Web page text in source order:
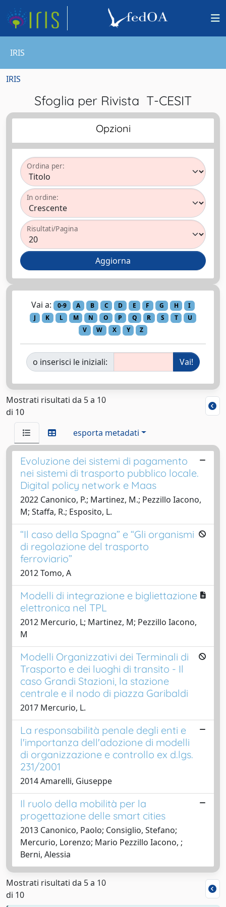
IRIS
IRIS
Sfoglia per Rivista T-CESIT
Opzioni
Ordina per:
In ordine:
Risultati/Pagina
Vai a: 0-9 A B C D E F G H
I
J
K L M N O P Q R S T
U
V
W X Y Z
o inserisci le iniziali:
Mostrati risultati da 5 a 10
di 10
esporta metadati
Evoluzione dei sistemi di pagamento
nei sistemi di trasporto pubblico locale.
Digital policy network e Maas
2022 Canonico, P.; Martinez, M.; Pezzillo Iacono,
M; Staffa, R.; Esposito, L.
“Il caso della Spagna” e “Gli organismi
di regolazione del trasporto
ferroviario”
2012 Tomo, A
Modelli di integrazione e bigliettazione
elettronica nel TPL
2012 Mercurio, L; Martinez, M; Pezzillo Iacono,
M
Modelli Organizzativi dei Terminali di
Trasporto e dei luoghi di transito - Il
caso Grandi Stazioni, la stazione
centrale e il nodo di piazza Garibaldi
2017 Mercurio, L.
La responsabilità penale degli enti e
l'importanza dell'adozione di modelli
di organizzazione e controllo ex d.lgs.
231/2001
2014 Amarelli, Giuseppe
Il ruolo della mobilità per la
progettazione delle smart cities
2013 Canonico, Paolo; Consiglio, Stefano;
Mercurio, Lorenzo; Mario Pezzillo Iacono, ;
Berni, Alessia
Mostrati risultati da 5 a 10
di 10